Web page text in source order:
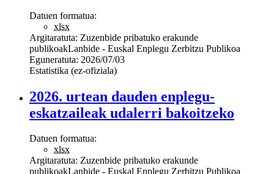
Datuen formatua:
xlsx
Argitaratuta: Zuzenbide pribatuko erakunde
publikoakLanbide - Euskal Enplegu Zerbitzu Publikoa
Eguneratuta: 2026/07/03
Estatistika (ez-ofiziala)
2026. urtean dauden enplegu-
eskatzaileak udalerri bakoitzeko
Datuen formatua:
xlsx
Argitaratuta: Zuzenbide pribatuko erakunde
publikoakLanbide - Euskal Enplegu Zerbitzu Publikoa